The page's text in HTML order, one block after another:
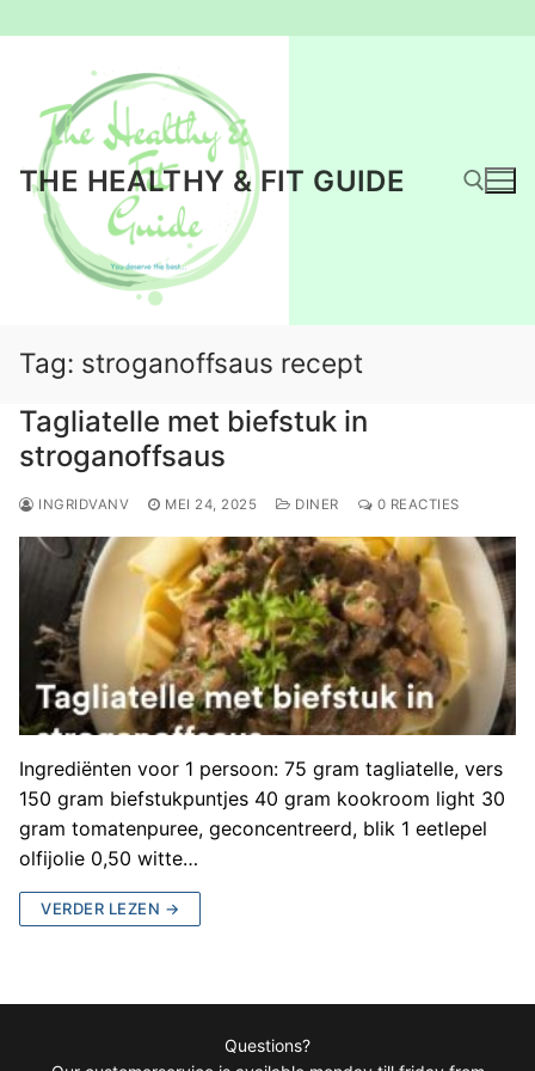
inhoud
THE HEALTHY & FIT GUIDE
Tag: stroganoffsaus recept
Tagliatelle met biefstuk in
stroganoffsaus
INGRIDVANV MEI 24, 2025 DINER 0 REACTIES
Ingrediënten voor 1 persoon: 75 gram tagliatelle, vers
150 gram biefstukpuntjes 40 gram kookroom light 30
gram tomatenpuree, geconcentreerd, blik 1 eetlepel
olfijolie 0,50 witte…
VERDER LEZEN →
Questions?